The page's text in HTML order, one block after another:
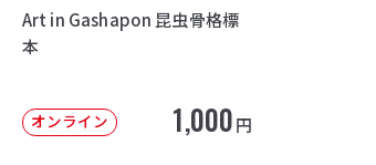
Art in Gashapon 昆虫骨格標
本
オンライン 1,000円